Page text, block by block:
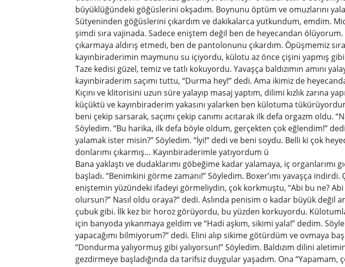
büyüklüğündeki göğüslerini okşadım. Boynunu öptüm ve omuzlarını
Sütyeninden göğüslerini çıkardım ve dakikalarca yutkundum, emdim.
şimdi sıra vajinada. Sadece eniştem değil ben de heyecandan
çıkarmaya aldırış etmedi, ben de pantolonunu çıkardım. Öpüşmemiz
kayınbiraderimin maymunu su içiyordu, külotu az önce çişini yapmış gibi
Taze kedisi güzel, temiz ve tatlı kokuyordu. Yavaşça baldızımın amını
kayınbiraderim saçımı tuttu, “Durma hey!” dedi. Ama ikimiz de
Kıçını ve klitorisini uzun süre yalayıp masaj yaptım, dilimi kızlık zarına
küçüktü ve kayınbiraderim yakasını yalarken ben külotuma
beni çekip sarsarak, saçımı çekip canımı acıtarak ilk defa orgazm oldu.
Söyledim. “Bu harika, ilk defa böyle oldum, gerçekten çok eğlendim!”
yalamak ister misin?” Söyledim. “İyi!” dedi ve beni soydu. Belli ki çok
donlarımı çıkarmış… Kayınbiraderimle yatıyordum ü
Bana yaklaştı ve dudaklarımı göbeğime kadar yalamaya, iç organlarımı
başladı. “Benimkini görme zamanı!” Söyledim. Boxer’ımı yavaşça
eniştemin yüzündeki ifadeyi görmeliydin, çok korkmuştu, “Abi bu ne? Abi
olursun?” Nasıl oldu oraya?” dedi. Aslında penisim o kadar büyük değil
çubuk gibi. İlk kez bir horoz görüyordu, bu yüzden korkuyordu.
için banyoda yıkanmaya geldim ve “Hadi aşkım, sikimi yala!” dedim.
yapacağımı bilmiyorum?” dedi. Elini alıp sikime götürdüm ve ovmaya
“Dondurma yalıyormuş gibi yalıyorsun!” Söyledim. Baldızım dilini
gezdirmeye başladığında da tarifsiz duygular yaşadım. Ona “Yapamam,